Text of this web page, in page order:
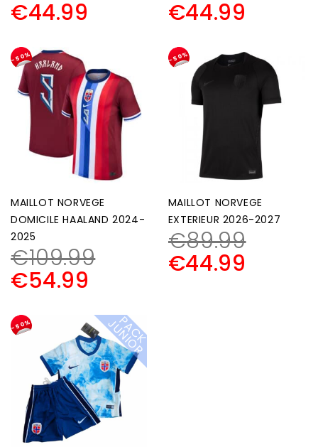
€44.99 €44.99
-50%
MAILLOT NORVEGE
DOMICILE HAALAND 2024-
2025
€109.99
€54.99
-50%
MAILLOT NORVEGE
EXTERIEUR 2026-2027
€89.99
€44.99
-50% P
A
C
K
J
U
N
I
O
R